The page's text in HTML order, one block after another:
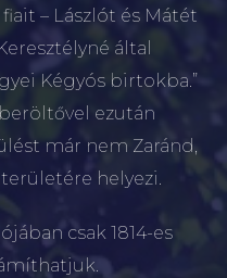
– Lászlót és Mátét
által
Kégyós birtokba.”
ezután
már nem Zaránd,
helyezi.
csak 1814-es